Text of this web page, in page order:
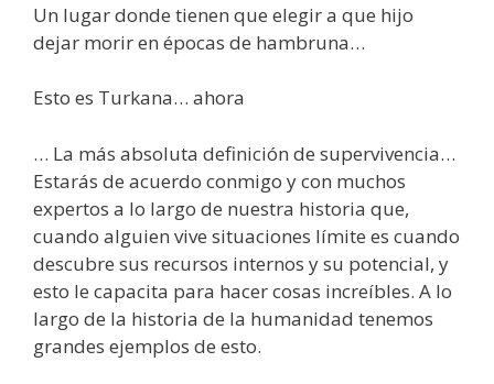
Un lugar donde tienen que elegir a que hijo
dejar morir en épocas de hambruna…
Esto es Turkana… ahora
… La más absoluta definición de supervivencia…
Estarás de acuerdo conmigo y con muchos
expertos a lo largo de nuestra historia que,
cuando alguien vive situaciones límite es cuando
descubre sus recursos internos y su potencial, y
esto le capacita para hacer cosas increíbles. A lo
largo de la historia de la humanidad tenemos
grandes ejemplos de esto.